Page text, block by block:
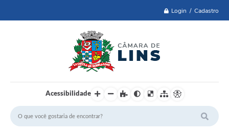
Login / Cadastro
Acessibilidade